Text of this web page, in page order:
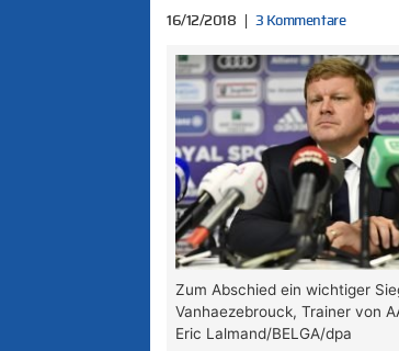
16/12/2018 3 Kommentare
Zum Abschied ein wichtiger
Vanhaezebrouck, Trainer von
Eric Lalmand/BELGA/dpa